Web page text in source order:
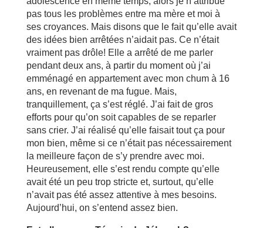
pas tous les problèmes entre ma mère et moi à
ses croyances. Mais disons que le fait qu’elle avait
des idées bien arrêtées n’aidait pas. Ce n’était
vraiment pas drôle! Elle a arrêté de me parler
pendant deux ans, à partir du moment où j’ai
emménagé en appartement avec mon chum à 16
ans, en revenant de ma fugue. Mais,
tranquillement, ça s’est réglé. J’ai fait de gros
efforts pour qu’on soit capables de se reparler
sans crier. J’ai réalisé qu’elle faisait tout ça pour
mon bien, même si ce n’était pas nécessairement
la meilleure façon de s’y prendre avec moi.
Heureusement, elle s’est rendu compte qu’elle
avait été un peu trop stricte et, surtout, qu’elle
n’avait pas été assez attentive à mes besoins.
Aujourd’hui, on s’entend assez bien.